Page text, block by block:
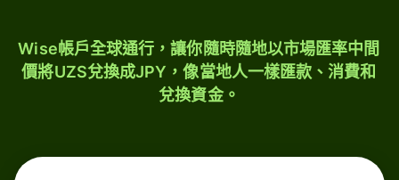
Wise帳戶全球通行，讓你隨時隨地以市場匯率中間
價將UZS兌換成JPY，像當地人一樣匯款、消費和
兌換資金。